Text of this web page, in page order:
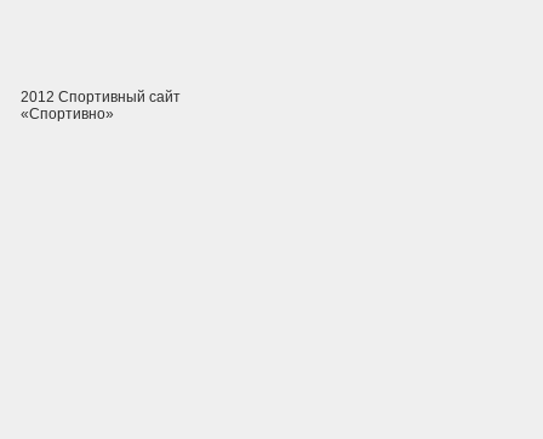
2012 Спортивный сайт
«Спортивно»